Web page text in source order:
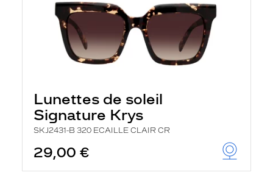
Lunettes de soleil
Signature Krys
SKJ2431-B 320 ECAILLE CLAIR CR
29,00 €